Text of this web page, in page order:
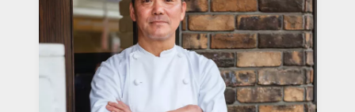
若狭佳日
調理スタッフ（未経験OK）
福井県小浜市阿納10-4
月給 /